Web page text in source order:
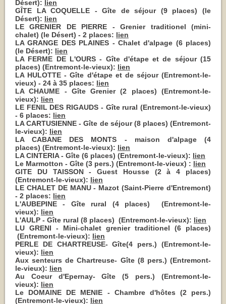
Désert): lien
GÎTE LA COQUELLE - Gîte de séjour (9 places) (le
Désert): lien
LE GRENIER DE PIERRE - Grenier traditionel (mini-
chalet) (le Désert) - 2 places: lien
LA GRANGE DES PLAINES - Chalet d'alpage (6 places)
(le Désert): lien
LA FERME DE L'OURS - Gîte d'étape et de séjour (15
places) (Entremont-le-vieux): lien
LA HULOTTE - Gîte d'étape et de séjour (Entremont-le-
vieux) - 24 à 35 places: lien
LA CHAUME - Gîte Grenier (2 places) (Entremont-le-
vieux): lien
LE FENIL DES RIGAUDS - Gîte rural (Entremont-le-vieux)
- 6 places: lien
LA CARTUSIENNE - Gîte de séjour (8 places) (Entremont-
le-vieux): lien
LA CABANE DES MONTS - maison d'alpage (4
places) (Entremont-le-vieux): lien
LA CINTERIA - Gîte (6 places) (Entremont-le-vieux): lien
Le Marmotton - Gîte (3 pers.) (Entremont-le-vieux) : lien
GITE DU TAISSON - Guest Housse (2 à 4 places)
(Entremont-le-vieux): lien
LE CHALET DE MANU - Mazot (Saint-Pierre d'Entremont)
- 2 places: lien
L'AUBEPINE - Gîte rural (4 places) (Entremont-le-
vieux): lien
L'AULP - Gîte rural (8 places) (Entremont-le-vieux): lien
LU GRENI - Mini-chalet grenier traditionel (6 places)
(Entremont-le-vieux): lien
PERLE DE CHARTREUSE- Gîte(4 pers.) (Entremont-le-
vieux): lien
Aux senteurs de Chartreuse- Gîte (8 pers.) (Entremont-
le-vieux): lien
Au Coeur d'Epernay- Gîte (5 pers.) (Entremont-le-
vieux): lien
Le DOMAINE DE MENIE - Chambre d'hôtes (2 pers.)
(Entremont-le-vieux): lien